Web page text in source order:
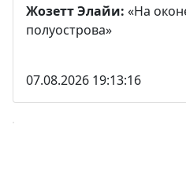
Жозетт Элайи: «На
полуострова»
07.08.2026 19:13:16